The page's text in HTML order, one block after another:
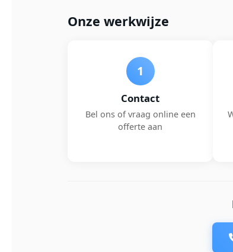
Onze werkwijze
1
Contact
Bel ons of vraag online een
offerte aan